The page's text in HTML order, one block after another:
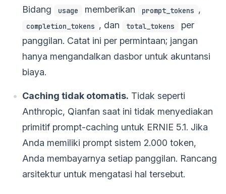
Bidang
usage memberikan prompt_tokens ,
completion_tokens , dan total_tokens
per
panggilan. Catat ini per permintaan; jangan
hanya mengandalkan dasbor untuk akuntansi
biaya.
Caching tidak otomatis. Tidak seperti
Anthropic, Qianfan saat ini tidak menyediakan
primitif prompt-caching untuk ERNIE 5.1. Jika
Anda memiliki prompt sistem 2.000 token,
Anda membayarnya setiap panggilan. Rancang
arsitektur untuk mengatasi hal tersebut.